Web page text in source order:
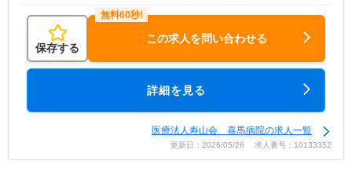
保存する
この求人を問い合わせる
詳細を見る
医療法人寿山会 喜馬病院の求人一覧
更新日：2026/05/26 求人番号：10133352